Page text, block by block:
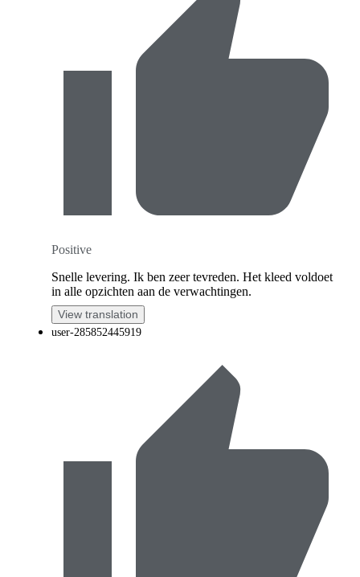
Positive
Snelle levering. Ik ben zeer tevreden. Het kleed voldoet
in alle opzichten aan de verwachtingen.
View translation
user-285852445919